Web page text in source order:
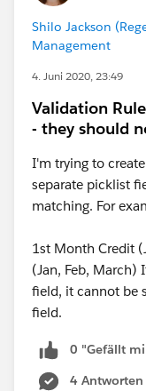
Shilo Jackson
Management
4. Juni 2020, 23:49
Validation
- they should
I'm trying to
separate picklist
matching. For
1st Month Credit
(Jan, Feb, March)
field, it cannot be
field.
0 "Gefällt
4 Antworten